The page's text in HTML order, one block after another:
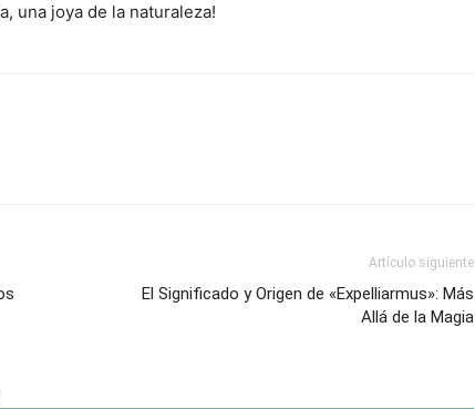
una joya de la naturaleza!
Artículo siguiente
El Significado y Origen de «Expelliarmus»: Más
Allá de la Magia